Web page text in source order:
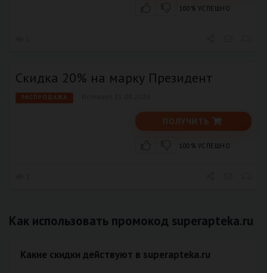
100% УСПЕШНО
Скидка 20% на марку Президент
РАСПРОДАЖА
ПОЛУЧИТЬ
100% УСПЕШНО
Как использовать промокод superapteka.ru
Какие скидки действуют в superapteka.ru